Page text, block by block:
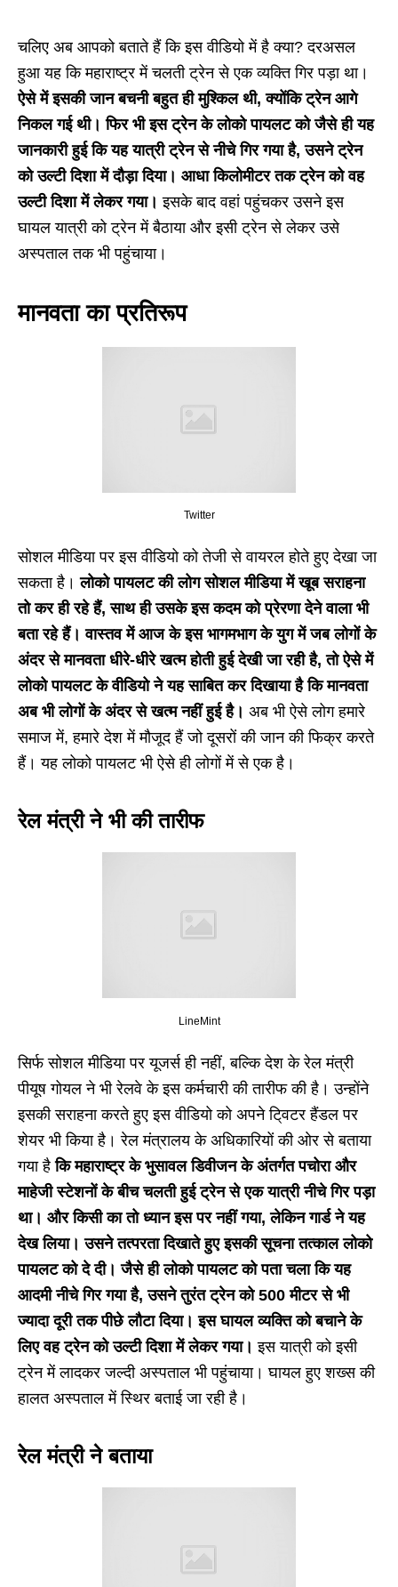
चलिए अब आपको बताते हैं कि इस वीडियो में है क्या? दरअसल
हुआ यह कि महाराष्ट्र में चलती ट्रेन से एक व्यक्ति गिर पड़ा था।
ऐसे में इसकी जान बचनी बहुत ही मुश्किल थी, क्योंकि ट्रेन आगे
निकल गई थी। फिर भी इस ट्रेन के लोको पायलट को जैसे ही यह
जानकारी हुई कि यह यात्री ट्रेन से नीचे गिर गया है, उसने ट्रेन
को उल्टी दिशा में दौड़ा दिया। आधा किलोमीटर तक ट्रेन को वह
उल्टी दिशा में लेकर गया। इसके बाद वहां पहुंचकर उसने इस
घायल यात्री को ट्रेन में बैठाया और इसी ट्रेन से लेकर उसे
अस्पताल तक भी पहुंचाया।
मानवता का प्रतिरूप
Twitter
सोशल मीडिया पर इस वीडियो को तेजी से वायरल होते हुए देखा जा
सकता है।लोको पायलट की लोग सोशल मीडिया में खूब सराहना
तो कर ही रहे हैं, साथ ही उसके इस कदम को प्रेरणा देने वाला भी
बता रहे हैं। वास्तव में आज के इस भागमभाग के युग में जब लोगों के
अंदर से मानवता धीरे-धीरे खत्म होती हुई देखी जा रही है, तो ऐसे में
लोको पायलट के वीडियो ने यह साबित कर दिखाया है कि मानवता
अब भी लोगों के अंदर से खत्म नहीं हुई है। अब भी ऐसे लोग हमारे
समाज में, हमारे देश में मौजूद हैं जो दूसरों की जान की फिक्र करते
हैं। यह लोको पायलट भी ऐसे ही लोगों में से एक है।
रेल मंत्री ने भी की तारीफ
LineMint
सिर्फ सोशल मीडिया पर यूजर्स ही नहीं, बल्कि देश के रेल मंत्री
पीयूष गोयल ने भी रेलवे के इस कर्मचारी की तारीफ की है। उन्होंने
इसकी सराहना करते हुए इस वीडियो को अपने टि्वटर हैंडल पर
शेयर भी किया है। रेल मंत्रालय के अधिकारियों की ओर से बताया
गया हैकि महाराष्ट्र के भुसावल डिवीजन के अंतर्गत पचोरा और
माहेजी स्टेशनों के बीच चलती हुई ट्रेन से एक यात्री नीचे गिर पड़ा
था। और किसी का तो ध्यान इस पर नहीं गया, लेकिन गार्ड ने यह
देख लिया। उसने तत्परता दिखाते हुए इसकी सूचना तत्काल लोको
पायलट को दे दी। जैसे ही लोको पायलट को पता चला कि यह
आदमी नीचे गिर गया है, उसने तुरंत ट्रेन को 500 मीटर से भी
ज्यादा दूरी तक पीछे लौटा दिया। इस घायल व्यक्ति को बचाने के
लिए वह ट्रेन को उल्टी दिशा में लेकर गया।इस यात्री को इसी
ट्रेन में लादकर जल्दी अस्पताल भी पहुंचाया। घायल हुए शख्स की
हालत अस्पताल में स्थिर बताई जा रही है।
रेल मंत्री ने बताया